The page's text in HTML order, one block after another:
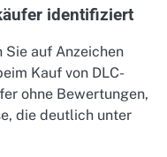
identifiziert
Sie auf Anzeichen
Kauf von DLC-
ohne Bewertungen,
die deutlich unter